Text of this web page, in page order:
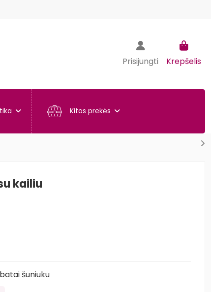
Prisijungti Krepšelis
Kitos prekės
kailiu
šuniuku